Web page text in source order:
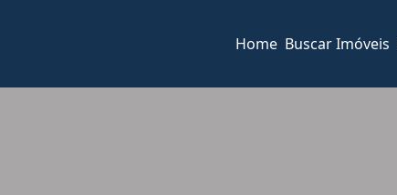
Home Buscar Imóveis